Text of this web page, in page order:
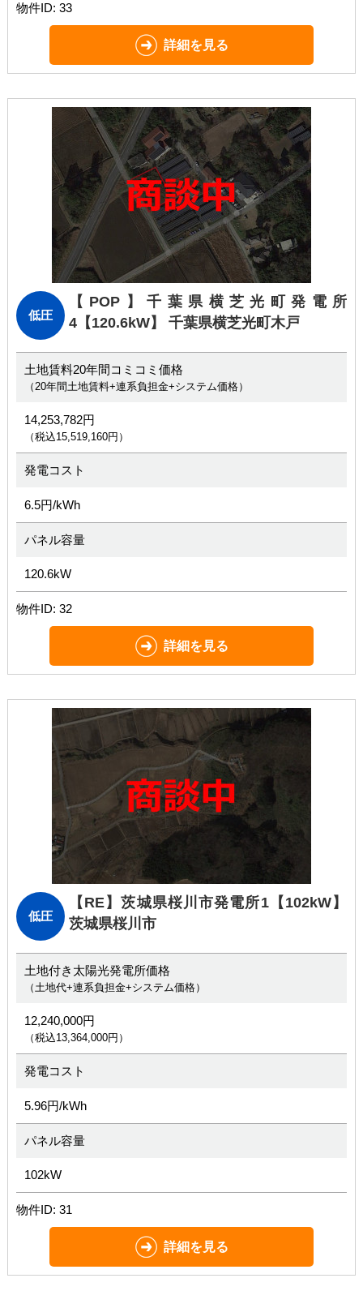
物件ID: 33
詳細を見る
低圧
【POP】千葉県横芝光町発電所
4【120.6kW】 千葉県横芝光町木戸
土地賃料20年間コミコミ価格
（20年間土地賃料+連系負担金+システム価格）
14,253,782円
（税込15,519,160円）
発電コスト
6.5円/kWh
パネル容量
120.6kW
物件ID: 32
詳細を見る
低圧
【RE】茨城県桜川市発電所1【102kW】
茨城県桜川市
土地付き太陽光発電所価格
（土地代+連系負担金+システム価格）
12,240,000円
（税込13,364,000円）
発電コスト
5.96円/kWh
パネル容量
102kW
物件ID: 31
詳細を見る